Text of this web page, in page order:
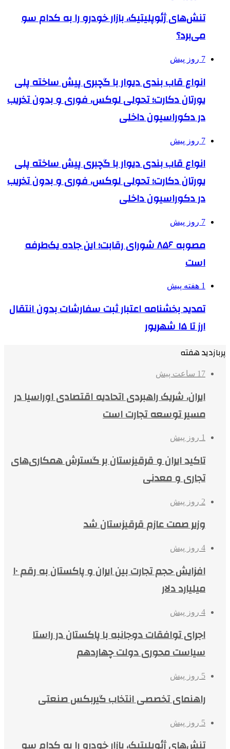
تنش‌های ژئوپلیتیک، بازار خودرو را به کدام سو
می‌برد؟
7 روز پیش
انواع قاب بندی دیوار با گچبری پیش ساخته پلی
یورتان دکارت؛ تحولی لوکس، فوری و بدون تخریب
در دکوراسیون داخلی
7 روز پیش
انواع قاب بندی دیوار با گچبری پیش ساخته پلی
یورتان دکارت؛ تحولی لوکس، فوری و بدون تخریب
در دکوراسیون داخلی
7 روز پیش
مصوبه ۸۵۶ شورای رقابت؛ این جاده یک‌طرفه
است
1 هفته پیش
تمدید بخشنامه اعتبار ثبت سفارشات بدون انتقال
ارز تا ۱۵ شهریور
پربازدید هفته
17 ساعت پیش
ایران، شریک راهبردی اتحادیه اقتصادی اوراسیا در
مسیر توسعه تجارت است
1 روز پیش
تاکید ایران و قرقیزستان بر گسترش همکاری‌های
تجاری و معدنی
2 روز پیش
وزیر صمت عازم قرقیزستان شد
4 روز پیش
افزایش حجم تجارت بین ایران و پاکستان به رقم ۱۰
میلیارد دلار
4 روز پیش
اجرای توافقات دوجانبه با پاکستان در راستا
سیاست محوری دولت چهاردهم
5 روز پیش
راهنمای تخصصی انتخاب گیربکس صنعتی
5 روز پیش